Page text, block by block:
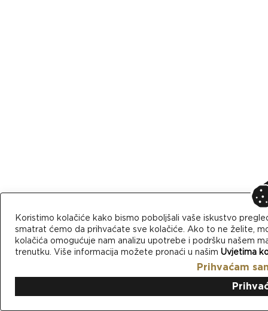
Koristimo kolačiće kako bismo poboljšali vaše iskustvo
smatrat ćemo da prihvaćate sve kolačiće. Ako to ne želite,
kolačića omogućuje nam analizu upotrebe i podršku našem
trenutku. Više informacija možete pronaći u našim Uvjetima
Prihvaćam